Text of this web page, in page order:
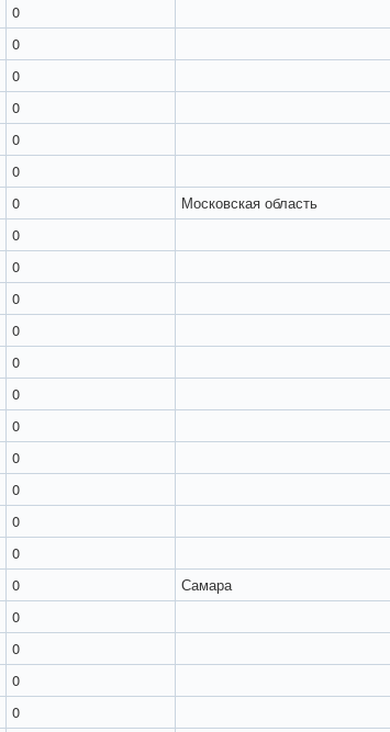
0
0
0
0
0
0
0 Московская область
0
0
0
0
0
0
0
0
0
0
0
0 Самара
0
0
0
0